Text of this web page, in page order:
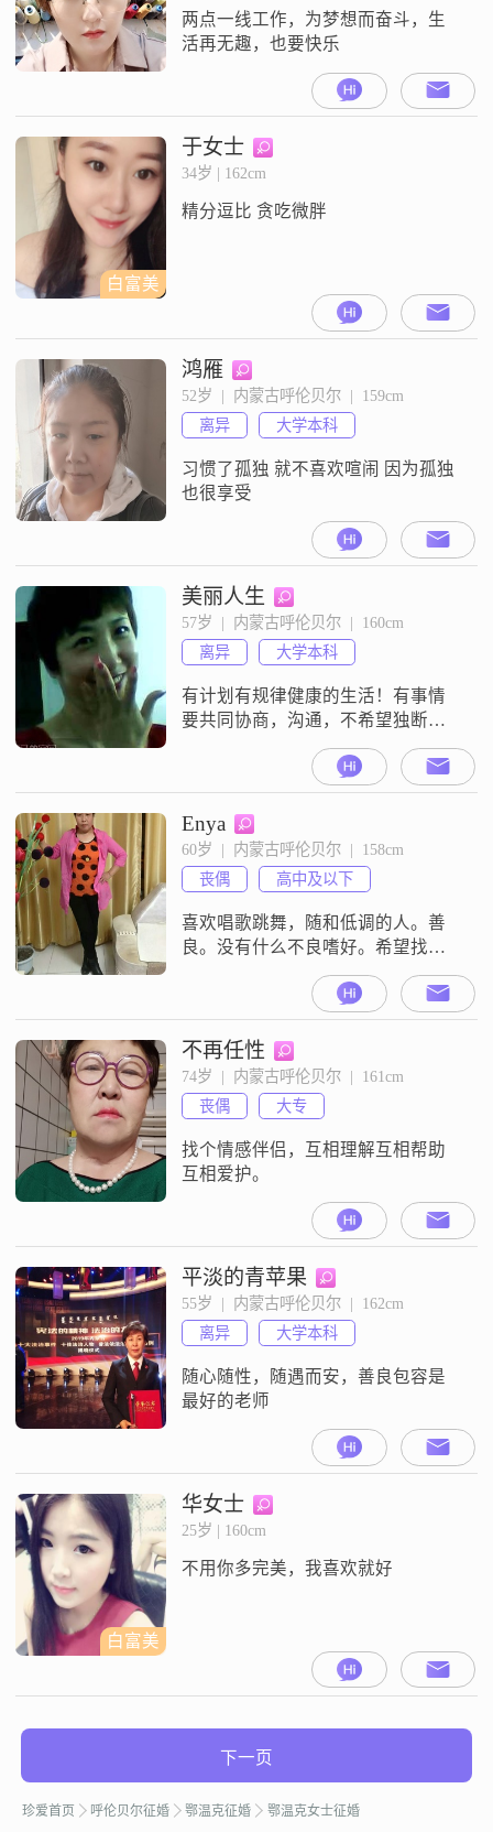
以。希望2021年遇到一个可心的
他！相互陪伴慢慢变老。
两点一线工作，为梦想而奋斗，生
活再无趣，也要快乐
白富美
于女士
34岁 | 162cm
精分逗比 贪吃微胖
鸿雁
52岁  |  内蒙古呼伦贝尔  |  159cm
离异
大学本科
习惯了孤独 就不喜欢喧闹 因为孤独
也很享受
美丽人生
57岁  |  内蒙古呼伦贝尔  |  160cm
离异
大学本科
有计划有规律健康的生活！有事情
要共同协商，沟通，不希望独断！
不喜欢吸烟喝酒的男人??干净勤快点
爱运动的人招人喜欢?本人爱运动，
常年办健身卡。勤快干净热爱生
活，喜爱看书旅游，但不奢侈！珍
惜每一天！乐可过好每一天！不于
任何负能量较劲好多人资料都说不
吸烟，不喝酒，可是好多人都是吸
烟的，不真实资料！如果能改掉也
好??不接受吸烟
Enya
60岁  |  内蒙古呼伦贝尔  |  158cm
丧偶
高中及以下
喜欢唱歌跳舞，随和低调的人。善
良。没有什么不良嗜好。希望找到
一位三观一致。找一位不酗酒的男
性。我是达斡尔族。
不再任性
74岁  |  内蒙古呼伦贝尔  |  161cm
丧偶
大专
找个情感伴侣，互相理解互相帮助
互相爱护。
平淡的青苹果
55岁  |  内蒙古呼伦贝尔  |  162cm
离异
大学本科
随心随性，随遇而安，善良包容是
最好的老师
白富美
华女士
25岁 | 160cm
不用你多完美，我喜欢就好
下一页
珍爱首页 呼伦贝尔征婚 鄂温克征婚 鄂温克女士征婚